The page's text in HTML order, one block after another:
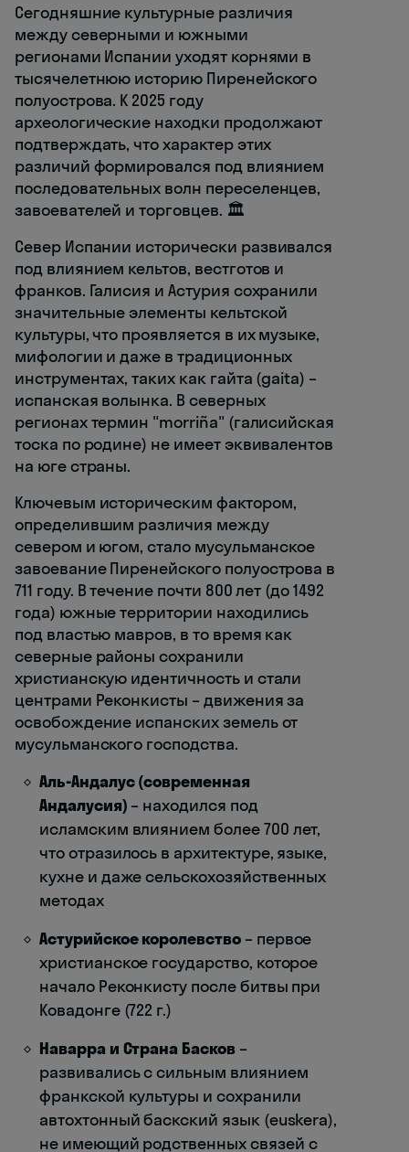
Сегодняшние культурные различия
между северными и южными
регионами Испании уходят корнями в
тысячелетнюю историю Пиренейского
полуострова. К 2025 году
археологические находки продолжают
подтверждать, что характер этих
различий формировался под влиянием
последовательных волн переселенцев,
завоевателей и торговцев. 🏛️
Север Испании исторически развивался
под влиянием кельтов, вестготов и
франков. Галисия и Астурия сохранили
значительные элементы кельтской
культуры, что проявляется в их музыке,
мифологии и даже в традиционных
инструментах, таких как гайта (gaita) –
испанская волынка. В северных
регионах термин "morriña" (галисийская
тоска по родине) не имеет эквивалентов
на юге страны.
Ключевым историческим фактором,
определившим различия между
севером и югом, стало мусульманское
завоевание Пиренейского полуострова в
711 году. В течение почти 800 лет (до 1492
года) южные территории находились
под властью мавров, в то время как
северные районы сохранили
христианскую идентичность и стали
центрами Реконкисты – движения за
освобождение испанских земель от
мусульманского господства.
Аль-Андалус (современная
Андалусия) – находился под
исламским влиянием более 700 лет,
что отразилось в архитектуре, языке,
кухне и даже сельскохозяйственных
методах
Астурийское королевство– первое
христианское государство, которое
начало Реконкисту после битвы при
Ковадонге (722 г.)
Наварра и Страна Басков–
развивались с сильным влиянием
франкской культуры и сохранили
автохтонный баскский язык (euskera),
не имеющий родственных связей с